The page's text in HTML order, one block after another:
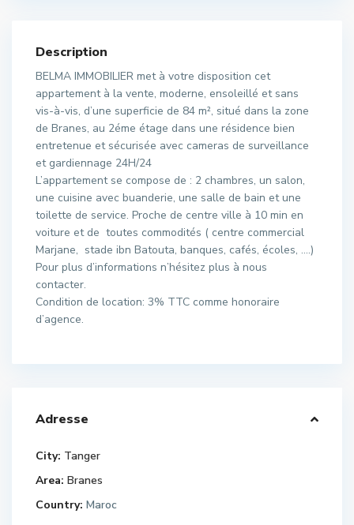
Description
BELMA IMMOBILIER met à votre disposition cet
appartement à la vente, moderne, ensoleillé et sans
vis-à-vis, d’une superficie de 84 m², situé dans la zone
de Branes, au 2éme étage dans une résidence bien
entretenue et sécurisée avec cameras de surveillance
et gardiennage 24H/24
L’appartement se compose de : 2 chambres, un salon,
une cuisine avec buanderie, une salle de bain et une
toilette de service. Proche de centre ville à 10 min en
voiture et de toutes commodités ( centre commercial
Marjane, stade ibn Batouta, banques, cafés, écoles, ….)
Pour plus d’informations n’hésitez plus à nous
contacter.
Condition de location: 3% TTC comme honoraire
d’agence.
Adresse
City: Tanger
Area: Branes
Country: Maroc